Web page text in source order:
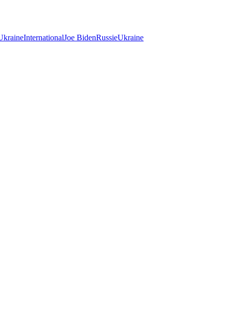
InternationalJoe BidenRussieUkraine